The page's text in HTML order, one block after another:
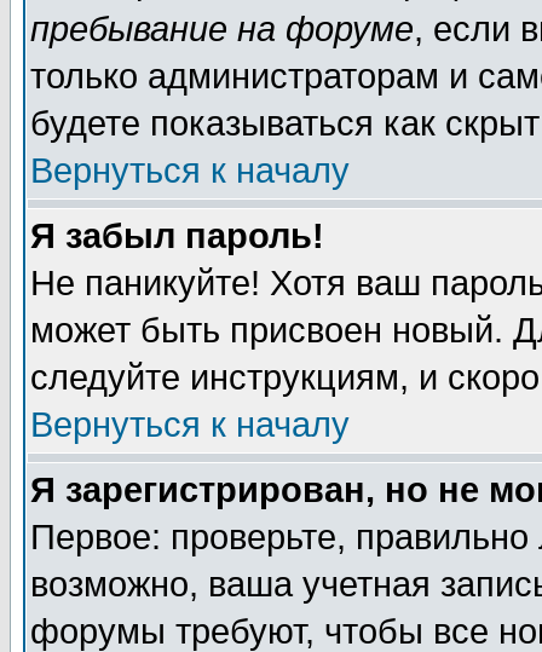
пребывание на форуме, если
только администраторам и
будете показываться как
Вернуться к началу
Я забыл пароль!
Не паникуйте! Хотя ваш
может быть присвоен новый.
следуйте инструкциям, и
Вернуться к началу
Я зарегистрирован, но не
Первое: проверьте,
возможно, ваша учетная
форумы требуют, чтобы все